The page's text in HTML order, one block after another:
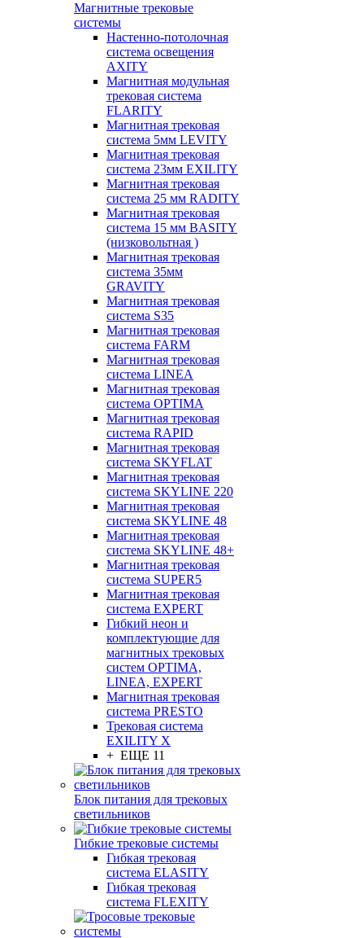
Магнитные трековые
системы
Настенно-потолочная
система освещения
AXITY
Магнитная модульная
трековая система
FLARITY
Магнитная трековая
система 5мм LEVITY
Магнитная трековая
система 23мм EXILITY
Магнитная трековая
система 25 мм RADITY
Магнитная трековая
система 15 мм BASITY
(низковольтная )
Магнитная трековая
система 35мм
GRAVITY
Магнитная трековая
система S35
Магнитная трековая
система FARM
Магнитная трековая
система LINEA
Магнитная трековая
система OPTIMA
Магнитная трековая
система RAPID
Магнитная трековая
система SKYFLAT
Магнитная трековая
система SKYLINE 220
Магнитная трековая
система SKYLINE 48
Магнитная трековая
система SKYLINE 48+
Магнитная трековая
система SUPER5
Магнитная трековая
система EXPERT
Гибкий неон и
комплектующие для
магнитных трековых
систем OPTIMA,
LINEA, EXPERT
Магнитная трековая
система PRESTO
Трековая система
EXILITY X
+ ЕЩЕ 11
Блок питания для трековых
светильников
Гибкие трековые системы
Гибкая трековая
система ELASITY
Гибкая трековая
система FLEXITY